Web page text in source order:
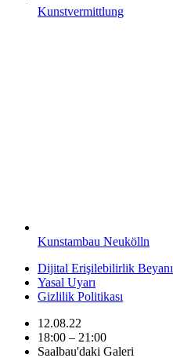
Kunstvermittlung
Kunstambau Neukölln
Dijital Erişilebilirlik Beyanı
Yasal Uyarı
Gizlilik Politikası
12.08.22
18:00 – 21:00
Saalbau'daki Galeri